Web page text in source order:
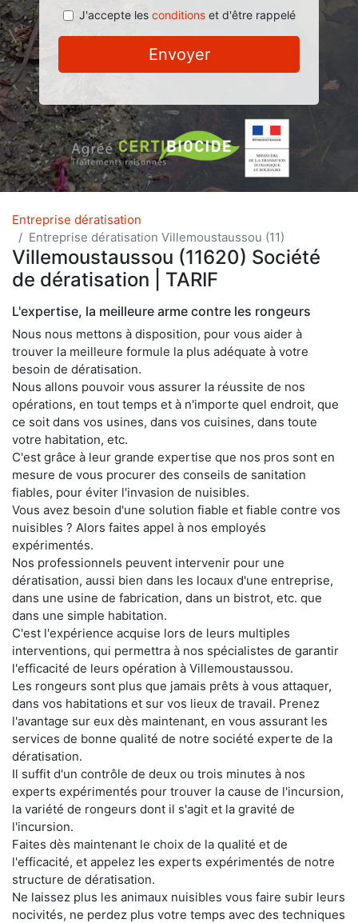
J'accepte les conditionset d'être rappelé
Envoyer
Entreprise dératisation
Entreprise dératisation Villemoustaussou (11)
Villemoustaussou (11620) Société
de dératisation | TARIF
L'expertise, la meilleure arme contre les rongeurs
Nous nous mettons à disposition, pour vous aider à
trouver la meilleure formule la plus adéquate à votre
besoin de dératisation.
Nous allons pouvoir vous assurer la réussite de nos
opérations, en tout temps et à n'importe quel endroit, que
ce soit dans vos usines, dans vos cuisines, dans toute
votre habitation, etc.
C'est grâce à leur grande expertise que nos pros sont en
mesure de vous procurer des conseils de sanitation
fiables, pour éviter l'invasion de nuisibles.
Vous avez besoin d'une solution fiable et fiable contre vos
nuisibles ? Alors faites appel à nos employés
expérimentés.
Nos professionnels peuvent intervenir pour une
dératisation, aussi bien dans les locaux d'une entreprise,
dans une usine de fabrication, dans un bistrot, etc. que
dans une simple habitation.
C'est l'expérience acquise lors de leurs multiples
interventions, qui permettra à nos spécialistes de garantir
l'efficacité de leurs opération à Villemoustaussou.
Les rongeurs sont plus que jamais prêts à vous attaquer,
dans vos habitations et sur vos lieux de travail. Prenez
l'avantage sur eux dès maintenant, en vous assurant les
services de bonne qualité de notre société experte de la
dératisation.
Il suffit d'un contrôle de deux ou trois minutes à nos
experts expérimentés pour trouver la cause de l'incursion,
la variété de rongeurs dont il s'agit et la gravité de
l'incursion.
Faites dès maintenant le choix de la qualité et de
l'efficacité, et appelez les experts expérimentés de notre
structure de dératisation.
Ne laissez plus les animaux nuisibles vous faire subir leurs
nocivités, ne perdez plus votre temps avec des techniques